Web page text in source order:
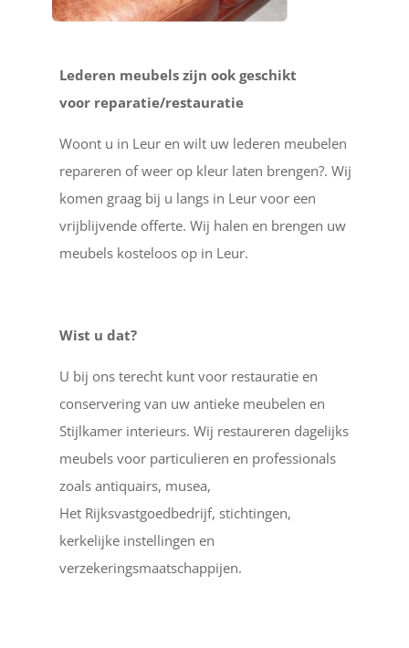
Lederen meubels zijn ook geschikt
voor reparatie/restauratie
Woont u in Leur en wilt uw lederen meubelen
repareren of weer op kleur laten brengen?. Wij
komen graag bij u langs in Leur voor een
vrijblijvende offerte. Wij halen en brengen uw
meubels kosteloos op in Leur.
Wist u dat?
U bij ons terecht kunt voor restauratie en
conservering van uw antieke meubelen en
Stijlkamer interieurs. Wij restaureren dagelijks
meubels voor particulieren en professionals
zoals antiquairs, musea,
Het Rijksvastgoedbedrijf, stichtingen,
kerkelijke instellingen en
verzekeringsmaatschappijen.